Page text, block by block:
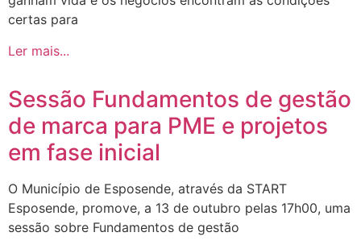
certas para
Ler mais...
Sessão Fundamentos de gestão
de marca para PME e projetos
em fase inicial
O Município de Esposende, através da START
Esposende, promove, a 13 de outubro pelas 17h00, uma
sessão sobre Fundamentos de gestão